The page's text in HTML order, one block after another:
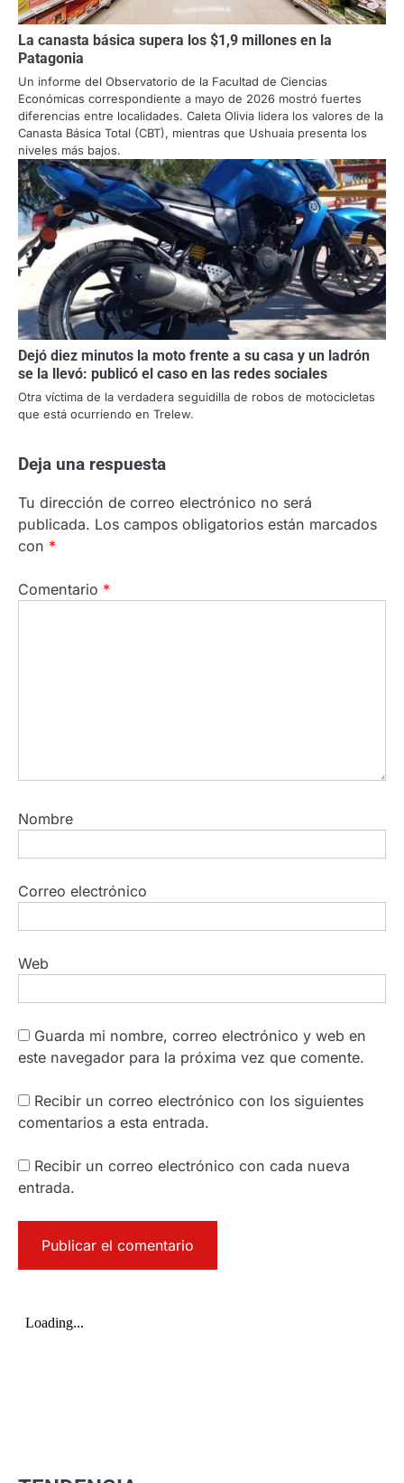
La canasta básica supera los $1,9 millones en la
Patagonia
Un informe del Observatorio de la Facultad de Ciencias
Económicas correspondiente a mayo de 2026 mostró fuertes
diferencias entre localidades. Caleta Olivia lidera los valores de la
Canasta Básica Total (CBT), mientras que Ushuaia presenta los
niveles más bajos.
Dejó diez minutos la moto frente a su casa y un ladrón
se la llevó: publicó el caso en las redes sociales
Otra víctima de la verdadera seguidilla de robos de motocicletas
que está ocurriendo en Trelew.
Deja una respuesta
Tu dirección de correo electrónico no será
publicada. Los campos obligatorios están marcados
con *
Comentario *
Nombre
Correo electrónico
Web
Guarda mi nombre, correo electrónico y web en
este navegador para la próxima vez que comente.
Recibir un correo electrónico con los siguientes
comentarios a esta entrada.
Recibir un correo electrónico con cada nueva
entrada.